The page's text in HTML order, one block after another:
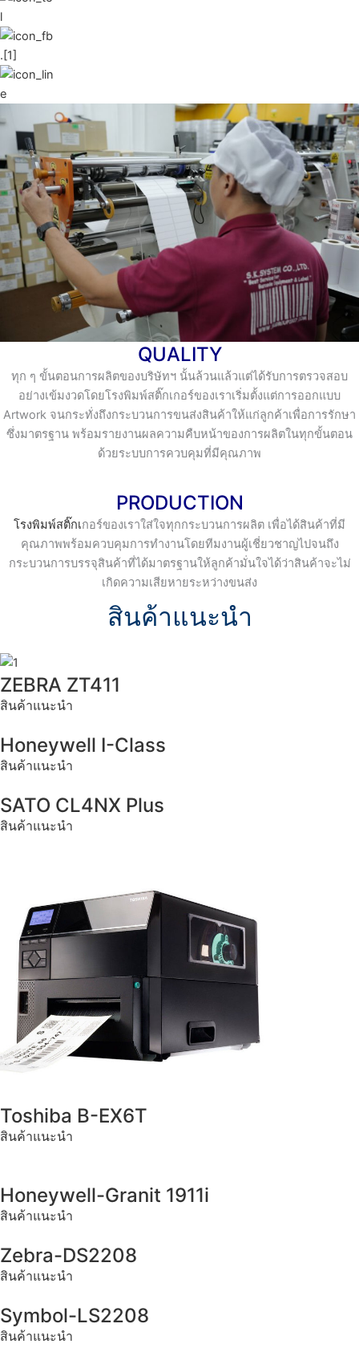
QUALITY
ทุก ๆ ขั้นตอนการผลิตของบริษัทฯ นั้นล้วนแล้วแต่ได้รับการตรวจสอบ
อย่างเข้มงวดโดยโรงพิมพ์สติ๊กเกอร์ของเราเริ่มตั้งแต่การออกแบบ
Artwork จนกระทั่งถึงกระบวนการขนส่งสินค้าให้แก่ลูกค้าเพื่อการรักษา
ซึ่งมาตรฐาน พร้อมรายงานผลความคืบหน้าของการผลิตในทุกขั้นตอน
ด้วยระบบการควบคุมที่มีคุณภาพ
PRODUCTION
โรงพิมพ์สติ๊กเกอร์ของเราใส่ใจทุกกระบวนการผลิต เพื่อได้สินค้าที่มี
คุณภาพพร้อมควบคุมการทํางานโดยทีมงานผู้เชี่ยวชาญไปจนถึง
กระบวนการบรรจุสินค้าที่ได้มาตรฐานให้ลูกค้ามั่นใจได้ว่าสินค้าจะไม่
เกิดความเสียหายระหว่างขนส่ง
สินค้าแนะนำ
ZEBRA ZT411
สินค้าแนะนำ
Honeywell I-Class
สินค้าแนะนำ
SATO CL4NX Plus
สินค้าแนะนำ
Toshiba B-EX6T
สินค้าแนะนำ
Honeywell-Granit 1911i
สินค้าแนะนำ
Zebra-DS2208
สินค้าแนะนำ
Symbol-LS2208
สินค้าแนะนำ